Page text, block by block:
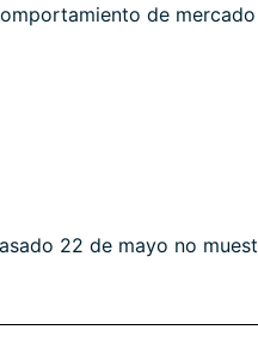
de
22 de mayo no